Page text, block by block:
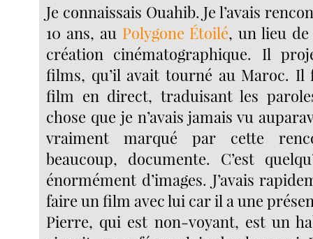
Je connaissais Ouahib. Je l’avais
10 ans, au Polygone Étoilé, un lieu
création cinématographique. Il
films, qu’il avait tourné au Maroc. Il
film en direct, traduisant les
chose que je n’avais jamais vu
vraiment marqué par cette
beaucoup, documente. C’est
énormément d’images. J’avais
faire un film avec lui car il a une
Pierre, qui est non-voyant, est un